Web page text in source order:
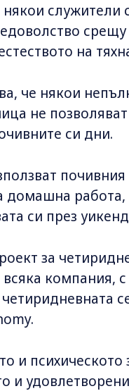
служители
на
че някои
не
си дни.
почивния
домашна
си през
за
компания,
и
и